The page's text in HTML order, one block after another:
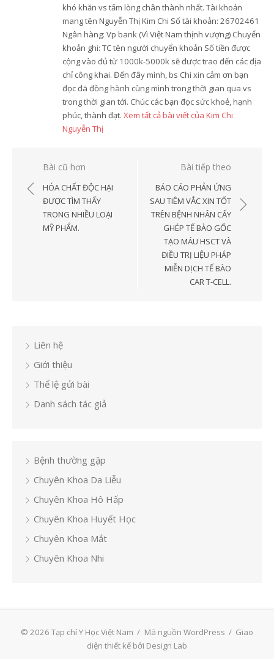
khó khăn vs tấm lòng chân thành nhất. Tài khoản
mang tên Nguyễn Thị Kim Chi Số tài khoản: 26702461
Ngân hàng: Vp bank (Vì Việt Nam thịnh vượng) Chuyển
khoản ghi: TC tên người chuyển khoản Số tiền được
cộng vào đủ từ 1000k-5000k sẽ được trao đến các địa
chỉ công khai. Đến đây mình, bs Chi xin cảm ơn bạn
đọc đã đồng hành cùng mình trong thời gian qua vs
trong thời gian tới. Chúc các bạn đọc sức khoẻ, hạnh
phúc, thành đạt. Xem tất cả bài viết của Kim Chi
Nguyễn Thị
Điều
hướng
viết
Bài cũ hơn
HÓA CHẤT ĐỘC HẠI
ĐƯỢC TÌM THẤY
TRONG NHIỀU LOẠI
MỸ PHẨM.
Bài tiếp theo
BÁO CÁO PHẢN ỨNG
SAU TIÊM VẮC XIN TỐT
TRÊN BỆNH NHÂN CẤY
GHÉP TẾ BÀO GỐC
TẠO MÁU HSCT VÀ
ĐIỀU TRỊ LIỆU PHÁP
MIỄN DỊCH TẾ BÀO
CAR T-CELL.
Liên hệ
Giới thiệu
Thể lệ gửi bài
Danh sách tác giả
Bệnh thường gặp
Chuyên Khoa Da Liễu
Chuyên Khoa Hô Hấp
Chuyên Khoa Huyết Học
Chuyên Khoa Mắt
Chuyên Khoa Nhi
© 2026 Tạp chí Y Học Việt Nam / Mã nguồn WordPress / Giao
diện thiết kế bởi Design Lab